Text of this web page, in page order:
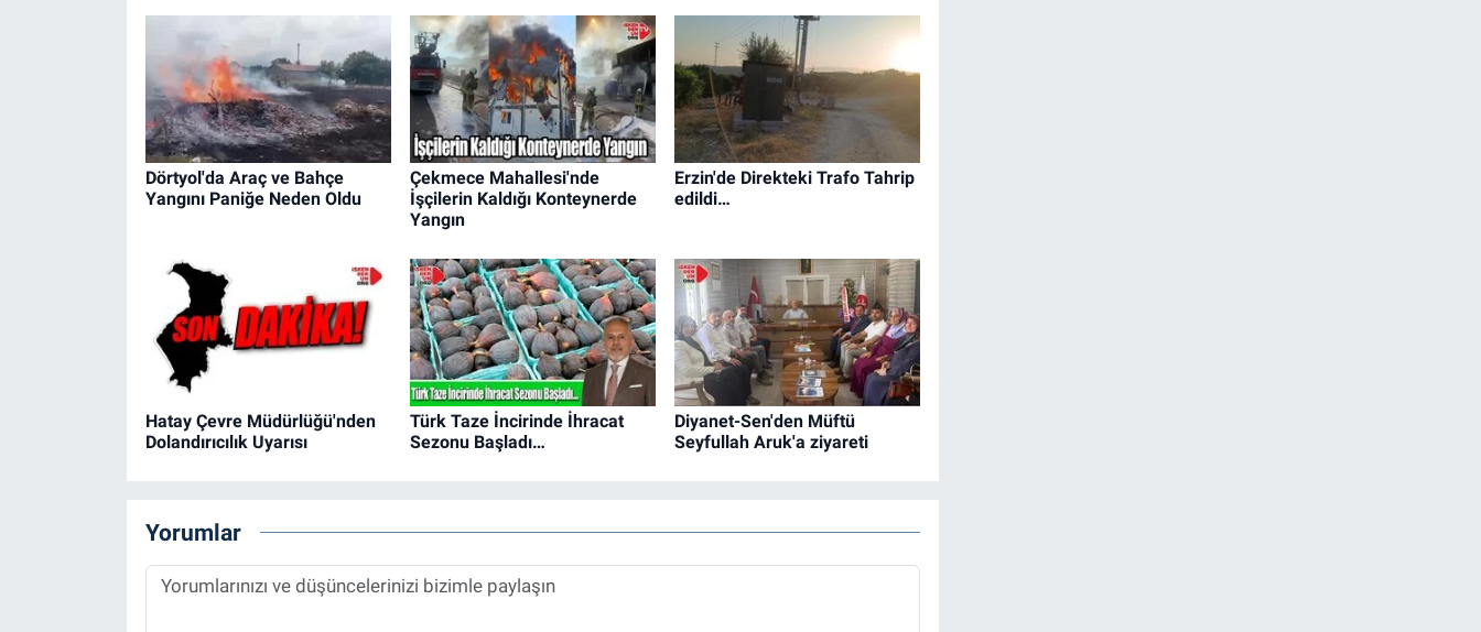
Dörtyol'da Araç ve Bahçe
Yangını Paniğe Neden Oldu
Çekmece Mahallesi'nde
İşçilerin Kaldığı Konteynerde
Yangın
Erzin'de Direkteki Trafo Tahrip
edildi…
Hatay Çevre Müdürlüğü'nden
Dolandırıcılık Uyarısı
Türk Taze İncirinde İhracat
Sezonu Başladı…
Diyanet-Sen'den Müftü
Seyfullah Aruk'a ziyareti
Yorumlar